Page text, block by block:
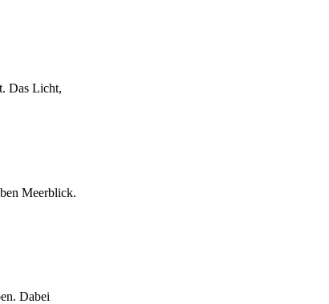
Das Licht,
Meerblick.
Dabei